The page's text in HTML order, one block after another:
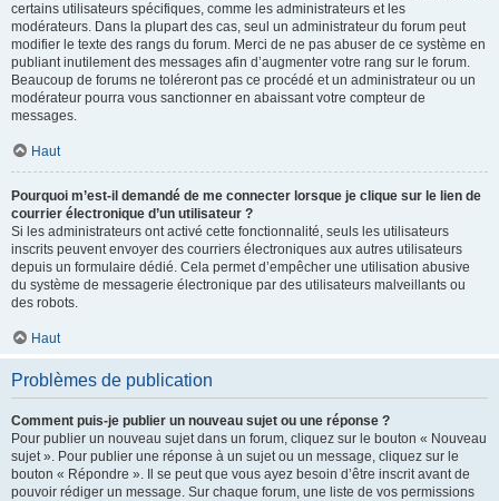
certains utilisateurs spécifiques, comme les administrateurs et les
modérateurs. Dans la plupart des cas, seul un administrateur du forum peut
modifier le texte des rangs du forum. Merci de ne pas abuser de ce système en
publiant inutilement des messages afin d’augmenter votre rang sur le forum.
Beaucoup de forums ne toléreront pas ce procédé et un administrateur ou un
modérateur pourra vous sanctionner en abaissant votre compteur de
messages.
Haut
Pourquoi m’est-il demandé de me connecter lorsque je clique sur le lien de
courrier électronique d’un utilisateur ?
Si les administrateurs ont activé cette fonctionnalité, seuls les utilisateurs
inscrits peuvent envoyer des courriers électroniques aux autres utilisateurs
depuis un formulaire dédié. Cela permet d’empêcher une utilisation abusive
du système de messagerie électronique par des utilisateurs malveillants ou
des robots.
Haut
Problèmes de publication
Comment puis-je publier un nouveau sujet ou une réponse ?
Pour publier un nouveau sujet dans un forum, cliquez sur le bouton « Nouveau
sujet ». Pour publier une réponse à un sujet ou un message, cliquez sur le
bouton « Répondre ». Il se peut que vous ayez besoin d’être inscrit avant de
pouvoir rédiger un message. Sur chaque forum, une liste de vos permissions